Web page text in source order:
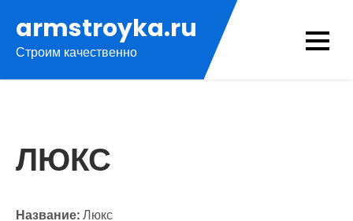
содержимому
armstroyka.ru
Строим качественно
ЛЮКС
Название:Люкс